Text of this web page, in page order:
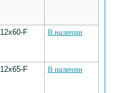
12х60-F В наличии
12х65-F В наличии